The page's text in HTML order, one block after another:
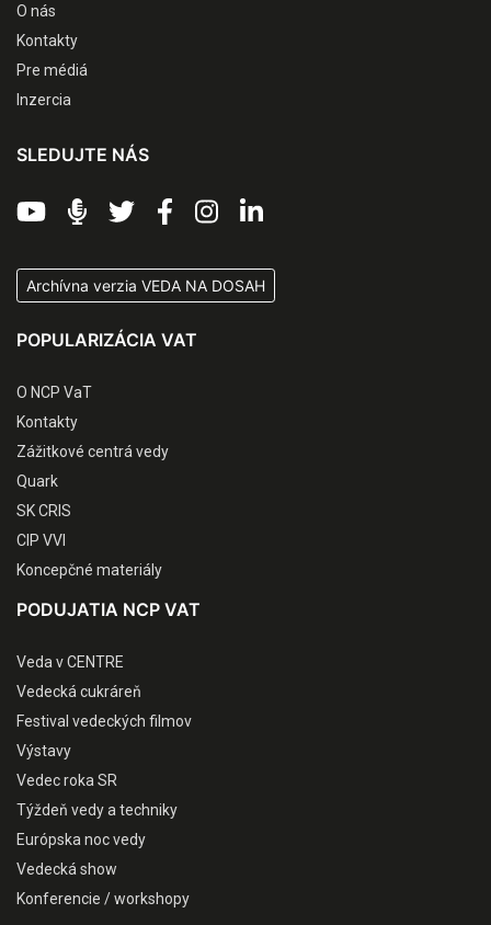
O nás
Kontakty
Pre médiá
Inzercia
SLEDUJTE NÁS
Archívna verzia VEDA NA DOSAH
POPULARIZÁCIA VAT
O NCP VaT
Kontakty
Zážitkové centrá vedy
Quark
SK CRIS
CIP VVI
Koncepčné materiály
PODUJATIA NCP VAT
Veda v CENTRE
Vedecká cukráreň
Festival vedeckých filmov
Výstavy
Vedec roka SR
Týždeň vedy a techniky
Európska noc vedy
Vedecká show
Konferencie / workshopy